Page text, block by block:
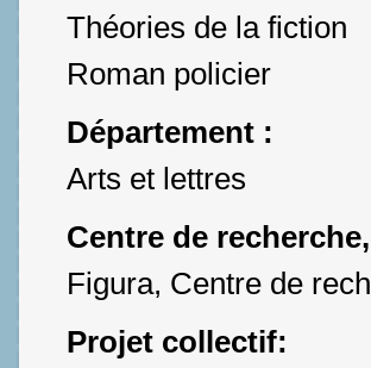
Théories de la fiction
Roman policier
Département :
Arts et lettres
Centre de
Figura, Centre de
Projet collectif: